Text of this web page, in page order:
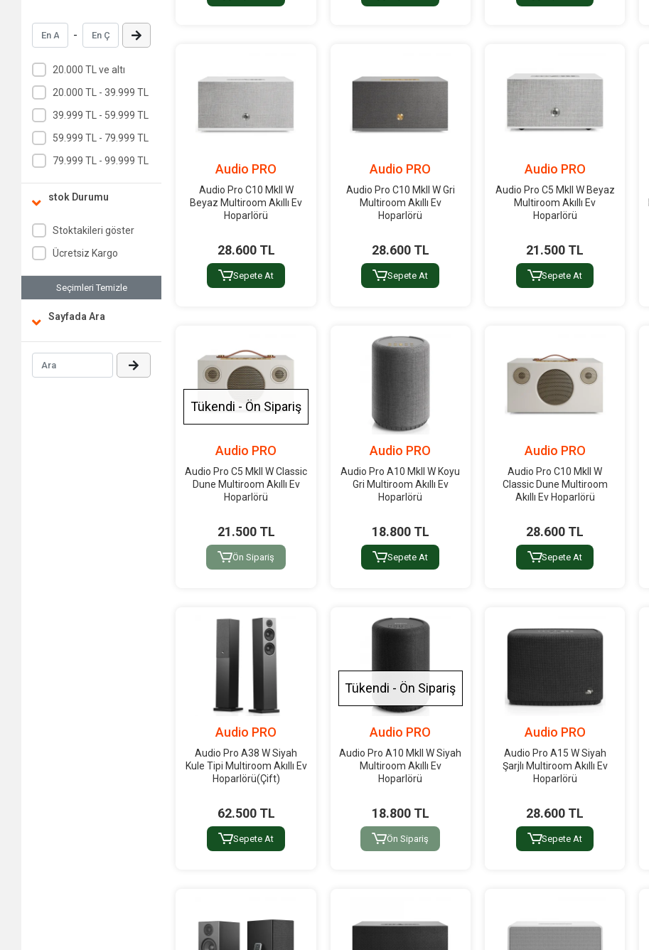
ALPHATHETA
Alto
Alto Professional
American-Audio
AMT Electronics
Antari
Apart
Aria
Ashton
Astron
ATEN
Audac
Audient
Audinate
Audio Focus
-
20.000 TL ve altı
20.000 TL - 39.999 TL
39.999 TL - 59.999 TL
59.999 TL - 79.999 TL
79.999 TL - 99.999 TL
stok Durumu
Stoktakileri göster
Ücretsiz Kargo
Seçimleri Temizle
Sayfada Ara
Audio PRO
Audio Pro C10 MkII W
Beyaz Multiroom Akıllı Ev
Hoparlörü
28.600 TL
Sepete At
Audio PRO
Audio Pro C10 MkII W Gri
Multiroom Akıllı Ev
Hoparlörü
28.600 TL
Sepete At
Audio PRO
Audio Pro C5 MkII W Beyaz
Multiroom Akıllı Ev
Hoparlörü
21.500 TL
Sepete At
Tükendi - Ön Sipariş
Audio PRO
Audio Pro C5 MkII W Classic
Dune Multiroom Akıllı Ev
Hoparlörü
21.500 TL
Ön Sipariş
Audio PRO
Audio Pro A10 MkII W Koyu
Gri Multiroom Akıllı Ev
Hoparlörü
18.800 TL
Sepete At
Audio PRO
Audio Pro C10 MkII W
Classic Dune Multiroom
Akıllı Ev Hoparlörü
28.600 TL
Sepete At
Audio PRO
Audio Pro A38 W Siyah
Kule Tipi Multiroom Akıllı Ev
Hoparlörü(Çift)
62.500 TL
Sepete At
Tükendi - Ön Sipariş
Audio PRO
Audio Pro A10 MkII W Siyah
Multiroom Akıllı Ev
Hoparlörü
18.800 TL
Ön Sipariş
Audio PRO
Audio Pro A15 W Siyah
Şarjlı Multiroom Akıllı Ev
Hoparlörü
28.600 TL
Sepete At